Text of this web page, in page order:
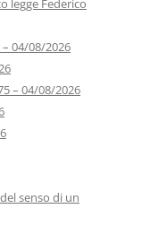
legge Federico
04/08/2026
– 04/08/2026
senso di un